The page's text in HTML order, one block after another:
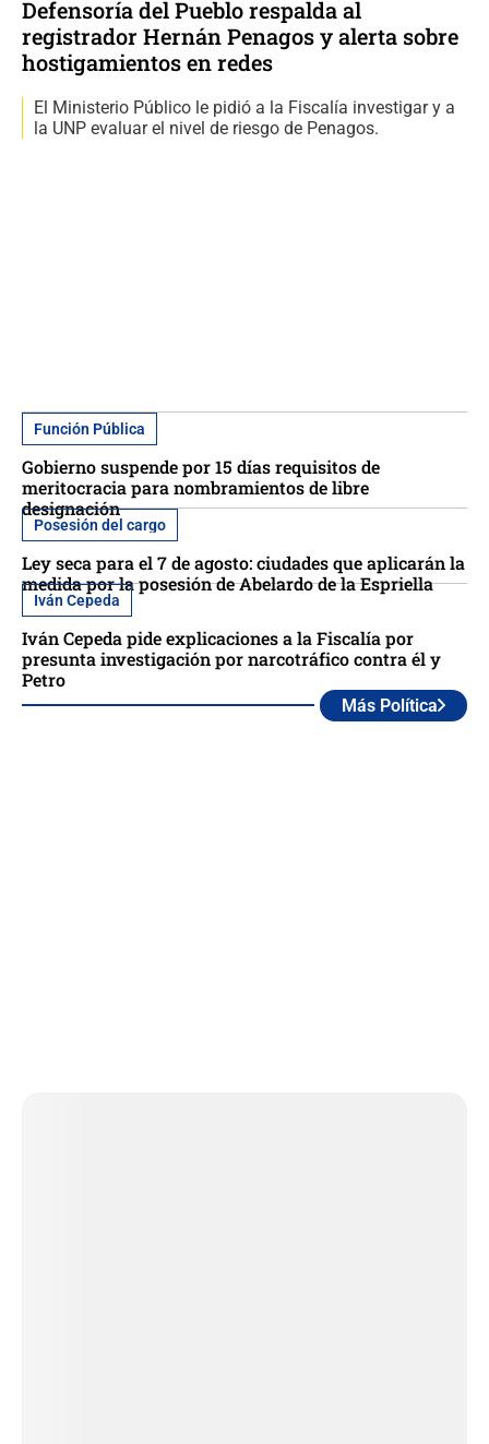
Defensoría del Pueblo respalda al
registrador Hernán Penagos y alerta sobre
hostigamientos en redes
El Ministerio Público le pidió a la Fiscalía investigar y a
la UNP evaluar el nivel de riesgo de Penagos.
Función Pública
Gobierno suspende por 15 días requisitos de
meritocracia para nombramientos de libre
designación
Posesión del cargo
Ley seca para el 7 de agosto: ciudades que aplicarán la
medida por la posesión de Abelardo de la Espriella
Iván Cepeda
Iván Cepeda pide explicaciones a la Fiscalía por
presunta investigación por narcotráfico contra él y
Petro
Más Política